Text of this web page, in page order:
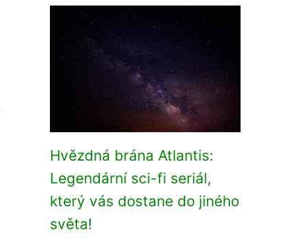
Hvězdná brána Atlantis:
Legendární sci-fi seriál,
který vás dostane do jiného
světa!